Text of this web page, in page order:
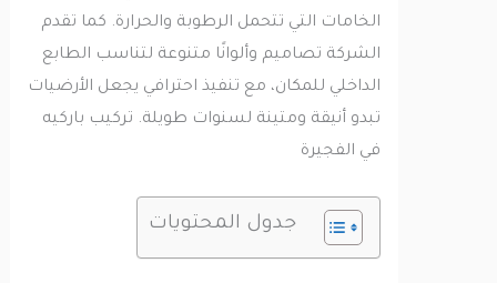
الخامات التي تتحمل الرطوبة والحرارة. كما تقدم
الشركة تصاميم وألوانًا متنوعة لتناسب الطابع
الداخلي للمكان، مع تنفيذ احترافي يجعل الأرضيات
تبدو أنيقة ومتينة لسنوات طويلة. تركيب باركيه
في الفجيرة
جدول المحتويات